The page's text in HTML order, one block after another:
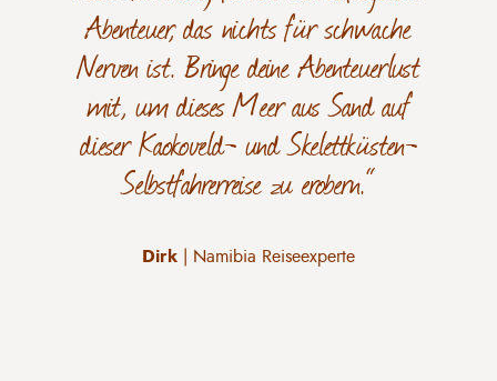
Abenteuer, das nichts für schwache
Nerven ist. Bringe deine Abenteuerlust
mit, um dieses Meer aus Sand auf
dieser Kaokoveld- und Skelettküsten-
Selbstfahrerreise zu erobern.“
Dirk | Namibia Reiseexperte